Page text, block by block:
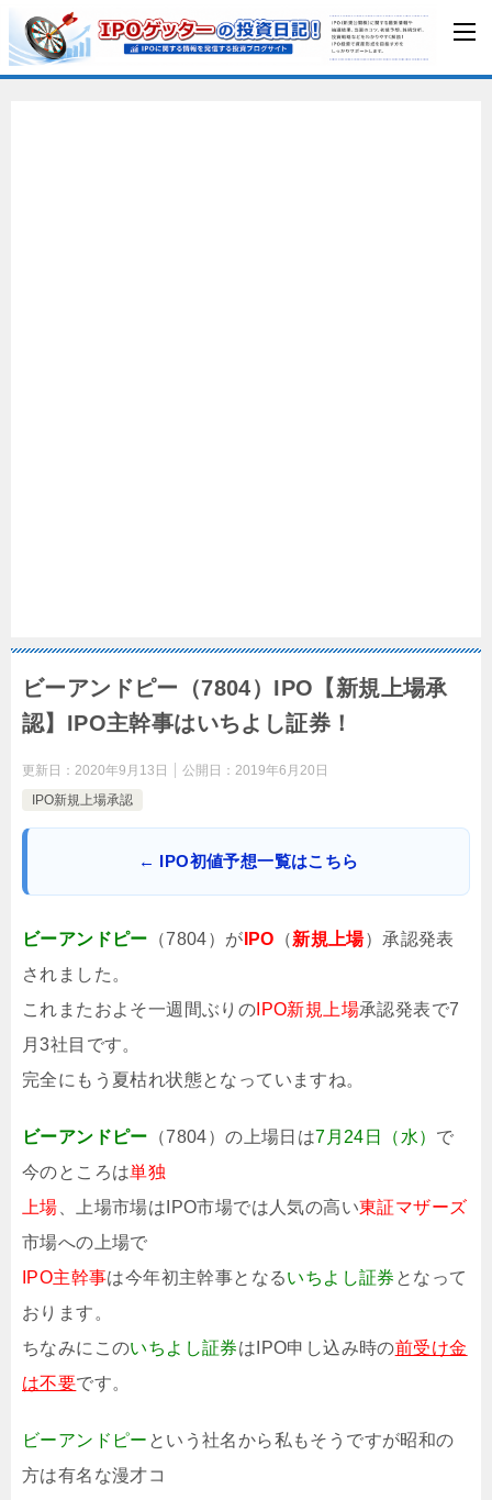
ビーアンドピー（7804）IPO【新規上場承
認】IPO主幹事はいちよし証券！
更新日： 2020年9月13日 公開日： 2019年6月20日
IPO新規上場承認
← IPO初値予想一覧はこちら
ビーアンドピー （7804）が IPO （新規上場）承認発表
されました。
これまたおよそ一週間ぶりの IPO新規上場承認発表で7
月3社目です。
完全にもう夏枯れ状態となっていますね。
ビーアンドピー （7804）の上場日は7月24日（水） で
今のところは単独
上場 、上場市場はIPO市場では人気の高い東証マザーズ
市場への上場で
IPO主幹事は今年初主幹事となるいちよし証券 となって
おります。
ちなみにこのいちよし証券はIPO申し込み時の前受け金
は不要です。
ビーアンドピー という社名から私もそうですが昭和の
方は有名な漫才コ